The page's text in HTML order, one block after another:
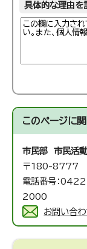
具体的な理由を
このページに
市民部 市民活
〒180-8777
電話番号：
2000
お問い合わ